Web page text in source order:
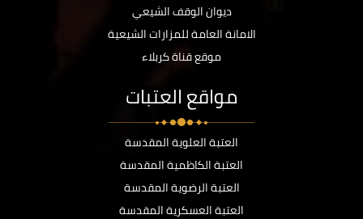
ديوان الوقف الشيعي
الامانة العامة للمزارات الشيعية
موقع قناة كربلاء
مواقع العتبات
العتبة العلوية المقدسة
العتبة الكاظمية المقدسة
العتبة الرضوية المقدسة
العتبة العسكرية المقدسة